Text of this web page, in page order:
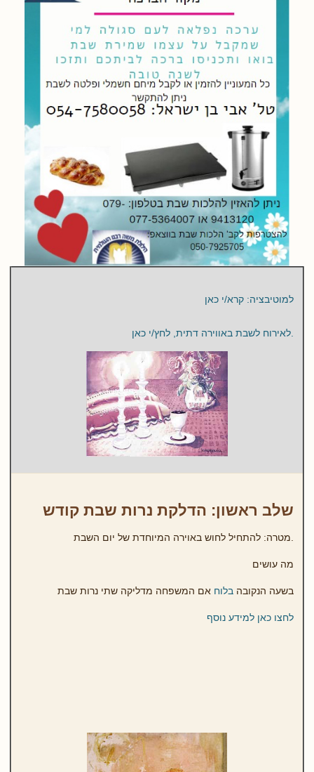
למוטיבציה: קרא/י כאן
.לאירוח לשבת באווירה דתית, לחץ/י כאן
שלב ראשון: הדלקת נרות שבת קודש
.מטרה: להתחיל לחוש באוירה המיוחדת של יום השבת
מה עושים
בשעה הנקובה בלוח אם המשפחה מדליקה שתי נרות שבת
לחצו כאן למידע נוסף